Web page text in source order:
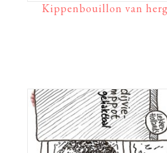
Kippenbouillon van